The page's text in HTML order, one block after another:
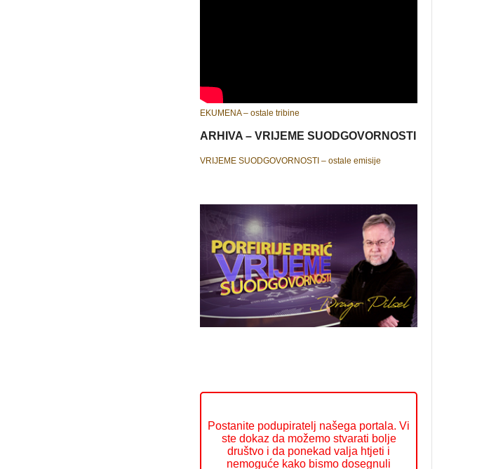
EKUMENA – ostale tribine
ARHIVA – VRIJEME SUODGOVORNOSTI
VRIJEME SUODGOVORNOSTI – ostale emisije
Postanite podupiratelj našega portala. Vi
ste dokaz da možemo stvarati bolje
društvo i da ponekad valja htjeti i
nemoguće kako bismo dosegnuli